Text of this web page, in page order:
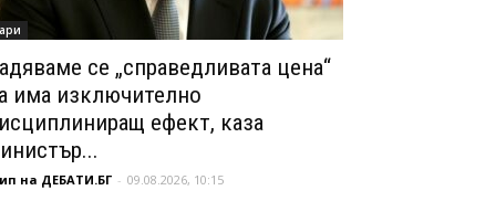
се „справедливата цена“
има изключително
ефект, каза
на ДЕБАТИ.БГ - 09.08.2026, 10:15